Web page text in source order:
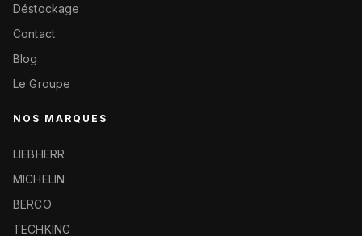
Déstockage
Contact
Blog
Le Groupe
NOS MARQUES
LIEBHERR
MICHELIN
BERCO
TECHKING